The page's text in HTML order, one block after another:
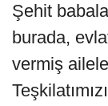
Şehit
burada,
vermiş